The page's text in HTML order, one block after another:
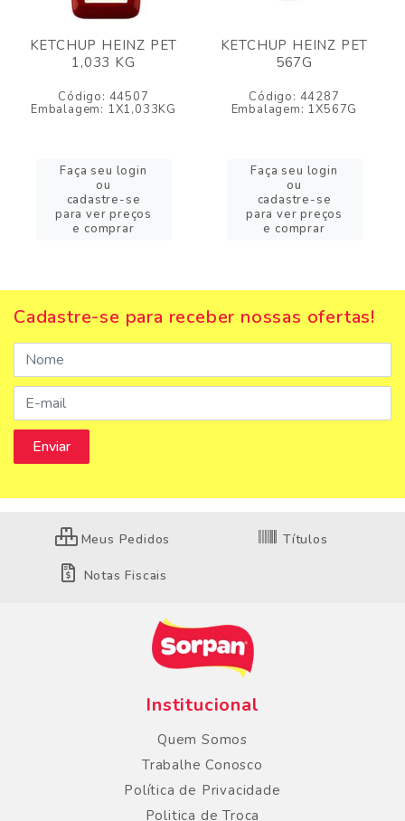
KETCHUP HEINZ PET
1,033 KG
Código: 44507
Embalagem: 1X1,033KG
Faça seu login
ou
cadastre-se
para ver preços
e comprar
KETCHUP HEINZ PET
567G
Código: 44287
Embalagem: 1X567G
Faça seu login
ou
cadastre-se
para ver preços
e comprar
Cadastre-se para receber nossas ofertas!
Meus Pedidos Títulos
Notas Fiscais
Institucional
Quem Somos
Trabalhe Conosco
Política de Privacidade
Politica de Troca